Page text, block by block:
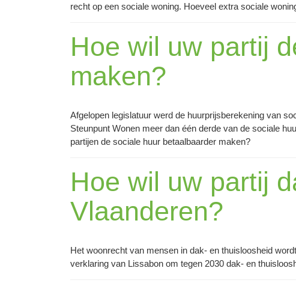
recht op een sociale woning. Hoeveel extra sociale
Hoe wil uw partij
maken?
Afgelopen legislatuur werd de huurprijsberekening van
Steunpunt Wonen meer dan één derde van de sociale
partijen de sociale huur betaalbaarder maken?
Hoe wil uw partij
Vlaanderen?
Het woonrecht van mensen in dak- en thuisloosheid
verklaring van Lissabon om tegen 2030 dak- en